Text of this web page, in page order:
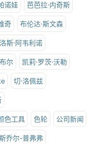
诺娃 芭芭拉·内奇斯
奇 布伦达·斯文森
斯·阿韦利诺
尔 凯莉·罗茨·沃勒
切·洛佩兹
色工具 色轮 公司新闻
乔尔-普弗弗